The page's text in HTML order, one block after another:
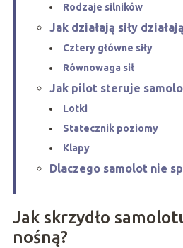
Rodzaje silników
Jak działają siły
Cztery główne siły
Równowaga sił
Jak pilot steruje
Lotki
Statecznik poziomy
Klapy
Dlaczego samolot nie
Jak skrzydło
nośną?